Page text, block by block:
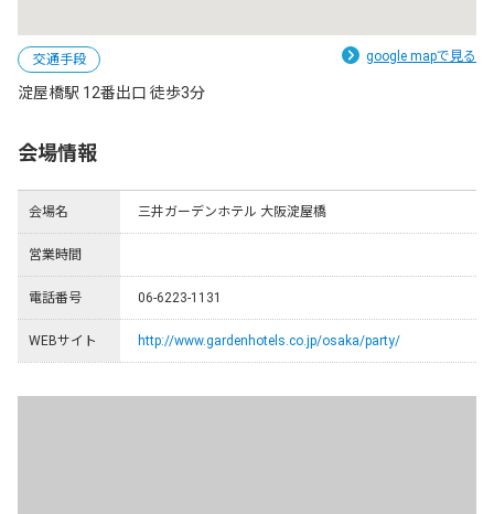
google mapで見る
交通手段
淀屋橋駅 12番出口 徒歩3分
会場情報
会場名 三井ガーデンホテル 大阪淀屋橋
営業時間
電話番号 06-6223-1131
WEBサイト http://www.gardenhotels.co.jp/osaka/party/